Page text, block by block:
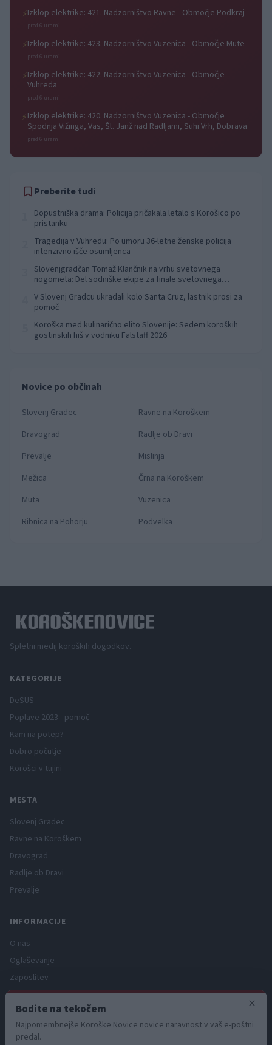
⚡Izklop elektrike: 421. Nadzorništvo Ravne - Območje Podkraj
pred 6 urami
⚡Izklop elektrike: 423. Nadzorništvo Vuzenica - Območje Mute
pred 6 urami
⚡Izklop elektrike: 422. Nadzorništvo Vuzenica - Območje
Vuhreda
pred 6 urami
⚡Izklop elektrike: 420. Nadzorništvo Vuzenica - Območje
Spodnja Vižinga, Vas, Št. Janž nad Radljami, Suhi Vrh, Dobrava
pred 6 urami
Preberite tudi
Dopustniška drama: Policija pričakala letalo s Korošico po
pristanku
Tragedija v Vuhredu: Po umoru 36-letne ženske policija
intenzivno išče osumljenca
Slovenjgradčan Tomaž Klančnik na vrhu svetovnega
nogometa: Del sodniške ekipe za finale svetovnega
V Slovenj Gradcu ukradali kolo Santa Cruz, lastnik prosi za
pomoč
Koroška med kulinarično elito Slovenije: Sedem koroških
gostinskih hiš v vodniku Falstaff 2026
Novice po občinah
Slovenj Gradec
Ravne na Koroškem
Dravograd
Radlje ob Dravi
Prevalje
Mislinja
Mežica
Črna na Koroškem
Muta
Vuzenica
Ribnica na Pohorju
Podvelka
Spletni medij koroških dogodkov.
KATEGORIJE
DeSUS
Poplave 2023 - pomoč
Kam na potep?
Dobro počutje
Korošci v tujini
MESTA
Slovenj Gradec
Ravne na Koroškem
Dravograd
Radlje ob Dravi
Prevalje
INFORMACIJE
O nas
Oglaševanje
Zaposlitev
Pravno obvestilo
Zasebnost in piškotki
Storitve
×
Bodite na tekočem
Najpomembnejše Koroške Novice novice naravnost v vaš e-poštni
predal.